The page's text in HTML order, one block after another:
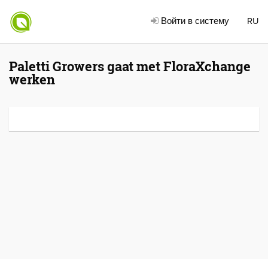
Войти в систему RU
Paletti Growers gaat met FloraXchange
werken